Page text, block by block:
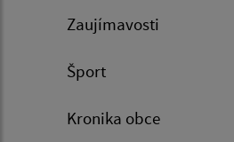
Zaujímavosti
Šport
Kronika obce